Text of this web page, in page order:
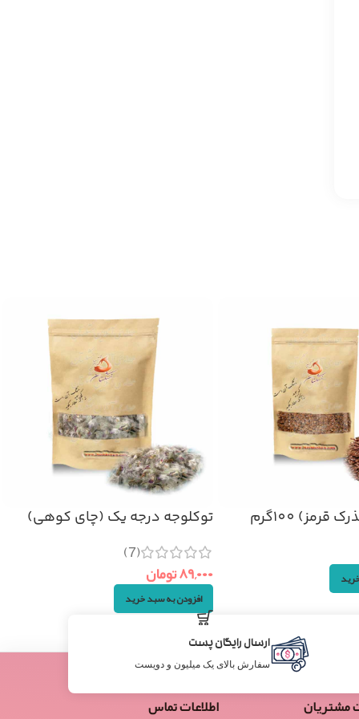
100گرم
توکلوجه درجه یک (چای کوهی)
(7)
۸۹,۰۰۰تومان
افزودن به سبد خرید
ارسال رایگان پست
سفارش بالای یک میلیون و دویست
مشتریان اطلاعات تماس